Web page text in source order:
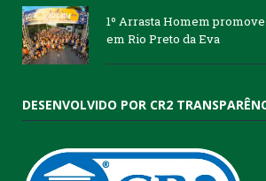
1º Arrasta Homem
em Rio Preto da Eva
DESENVOLVIDO POR CR2